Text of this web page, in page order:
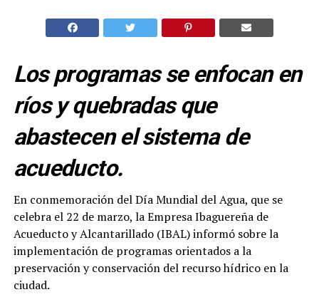
Los programas se enfocan en
ríos y quebradas que
abastecen el sistema de
acueducto.
En conmemoración del Día Mundial del Agua, que se
celebra el 22 de marzo, la Empresa Ibaguereña de
Acueducto y Alcantarillado (IBAL) informó sobre la
implementación de programas orientados a la
preservación y conservación del recurso hídrico en la
ciudad.